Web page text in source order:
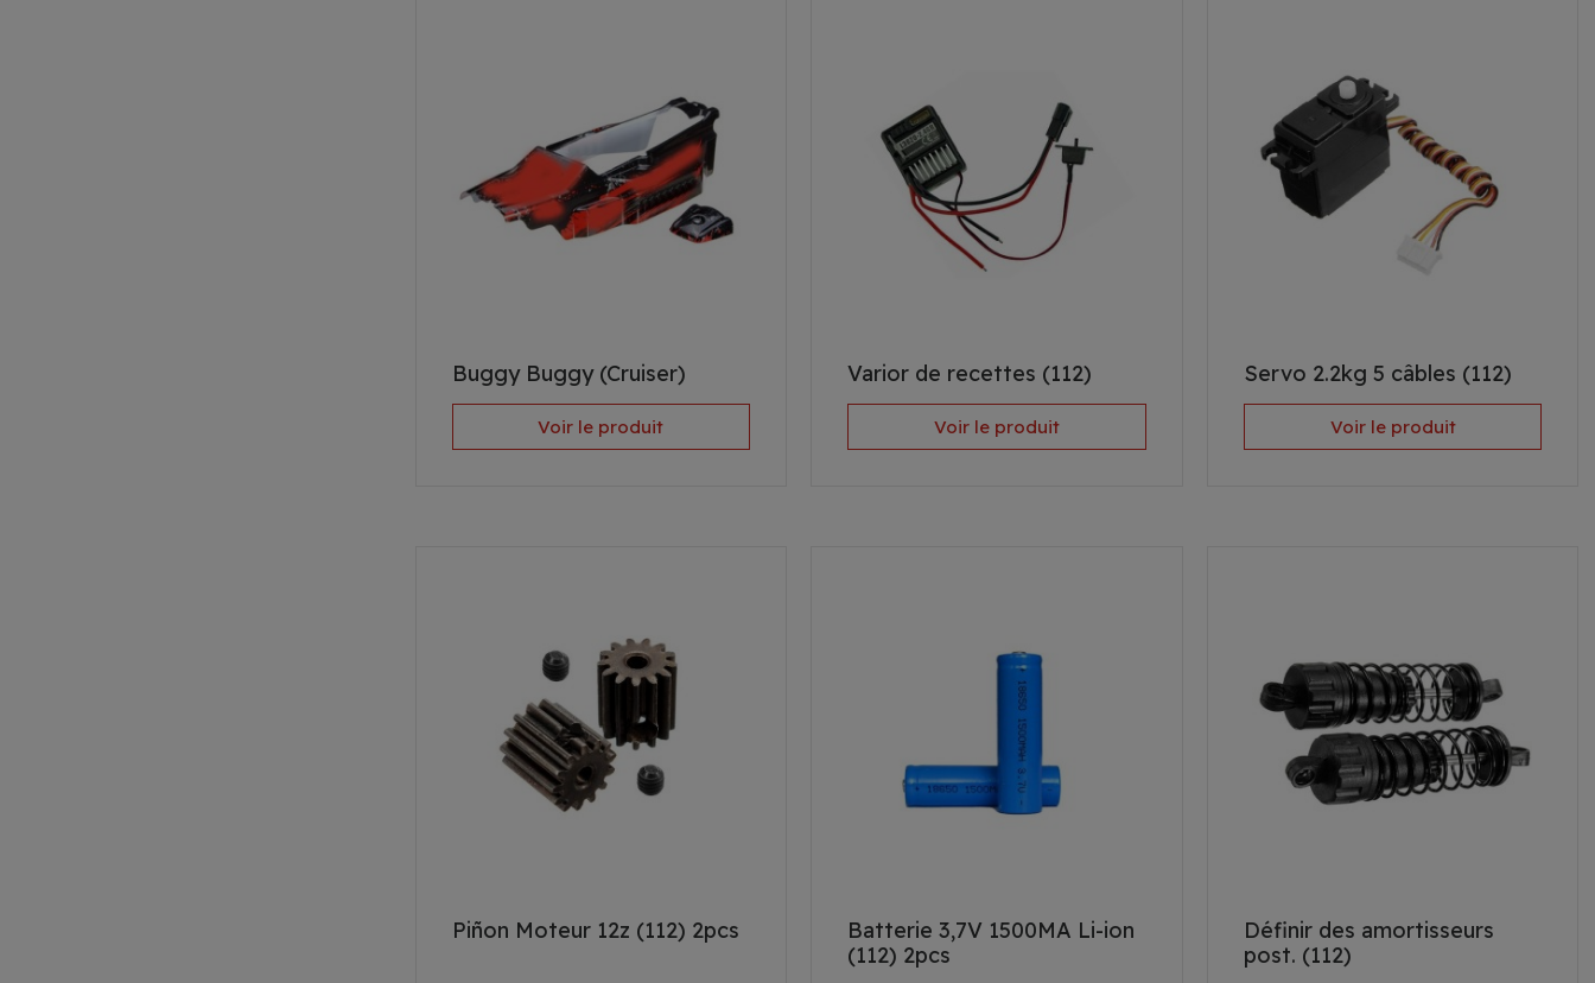
Buggy Buggy (Cruiser)
Voir le produit
Varior de recettes (112)
Voir le produit
Servo 2.2kg 5 câbles (112)
Voir le produit
Piñon Moteur 12z (112) 2pcs
Batterie 3,7V 1500MA Li-ion
(112) 2pcs
Définir des amortisseurs
post. (112)